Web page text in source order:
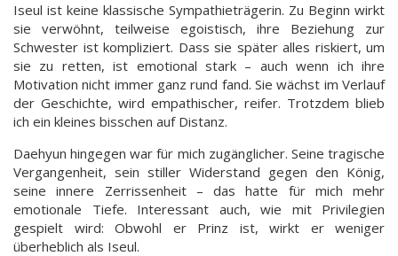
Iseul ist keine klassische Sympathieträgerin. Zu Beginn wirkt
sie verwöhnt, teilweise egoistisch, ihre Beziehung zur
Schwester ist kompliziert. Dass sie später alles riskiert, um
sie zu retten, ist emotional stark – auch wenn ich ihre
Motivation nicht immer ganz rund fand. Sie wächst im Verlauf
der Geschichte, wird empathischer, reifer. Trotzdem blieb
ich ein kleines bisschen auf Distanz.
Daehyun hingegen war für mich zugänglicher. Seine tragische
Vergangenheit, sein stiller Widerstand gegen den König,
seine innere Zerrissenheit – das hatte für mich mehr
emotionale Tiefe. Interessant auch, wie mit Privilegien
gespielt wird: Obwohl er Prinz ist, wirkt er weniger
überheblich als Iseul.